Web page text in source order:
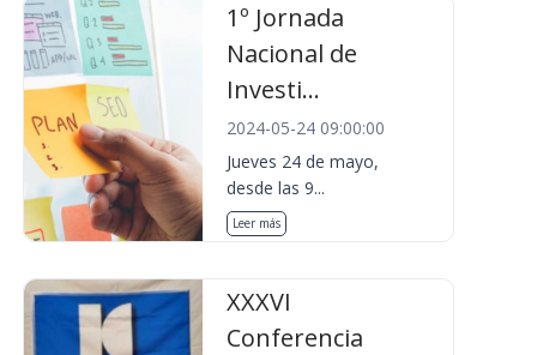
1º Jornada
Nacional de
Investi...
2024-05-24 09:00:00
Jueves 24 de mayo,
desde las 9...
Leer más
XXXVI
Conferencia